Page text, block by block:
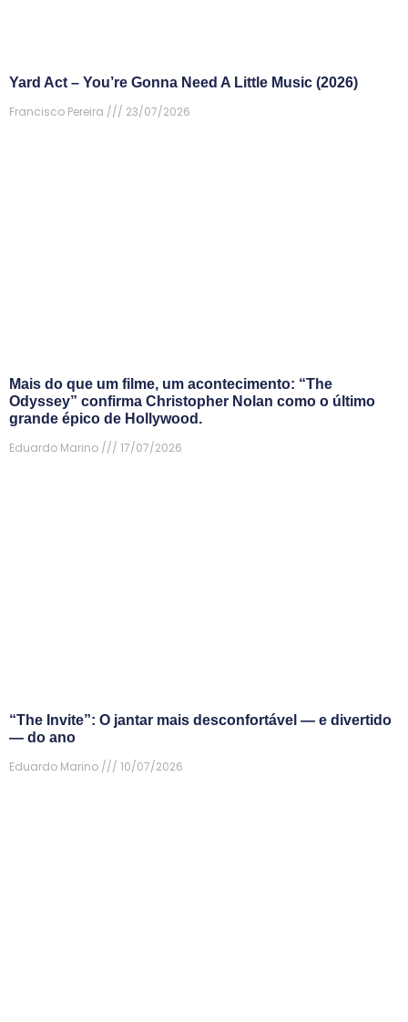
Yard Act – You’re Gonna Need A Little Music (2026)
Francisco Pereira
23/07/2026
Mais do que um filme, um acontecimento: “The
Odyssey” confirma Christopher Nolan como o último
grande épico de Hollywood.
Eduardo Marino
17/07/2026
“The Invite”: O jantar mais desconfortável — e divertido
— do ano
Eduardo Marino
10/07/2026